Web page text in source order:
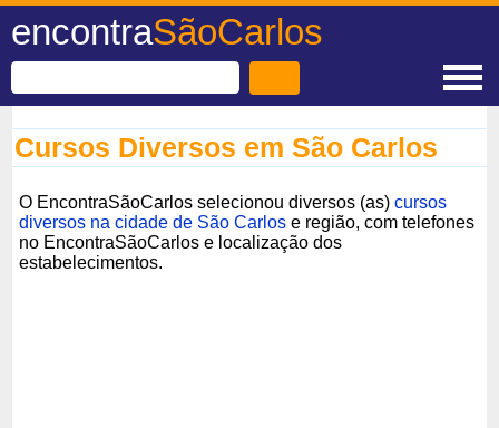
encontraSãoCarlos
Cursos Diversos em São Carlos
O EncontraSãoCarlos selecionou diversos (as)cursos
diversos na cidade de São Carlos e região, com telefones
no EncontraSãoCarlos e localização dos
estabelecimentos.